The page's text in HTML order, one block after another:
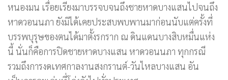
หนองมน เรื่อยเรียงมาบรรจบจนถึงชายหาดบางแสนไปจนถึง
หาดวอนนภา ยังมิได้เคยประสบพบพานมาก่อนนับแต่ครั้งที่
บรรพบุรุษของตนได้มาตั้งรกราก ณ ดินแดนบางสิบหมื่นแห่ง
นี้ นั่นก็คือการปิดชายหาดบางแสน หาดวอนนภา ทุกกรณี
รวมถึงการงดเทศกาลงานสงกรานต์-วันไหลบางแสน อัน